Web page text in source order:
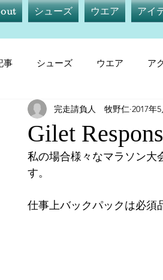
シューズ ウエア アイ
事 シューズ ウエア ア
ウエア アイテム
レーニング他
Gilet
完走請負人 牧野仁 2017年
私の場合様々なマラソン大
す。
仕事上バックパックは必須